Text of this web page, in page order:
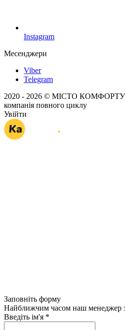
Instagram
Месенджери
Viber
Telegram
2020 - 2026 © МІСТО КОМФОРТУ
компанія повного циклу
Увійти
Заповніть форму
Найближчим часом наш менеджер
Введіть ім'я *